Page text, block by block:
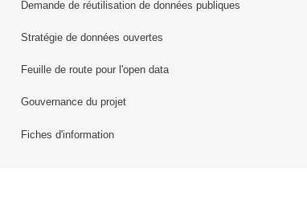
Demande de réutilisation de données publiques
Stratégie de données ouvertes
Feuille de route pour l'open data
Gouvernance du projet
Fiches d'information